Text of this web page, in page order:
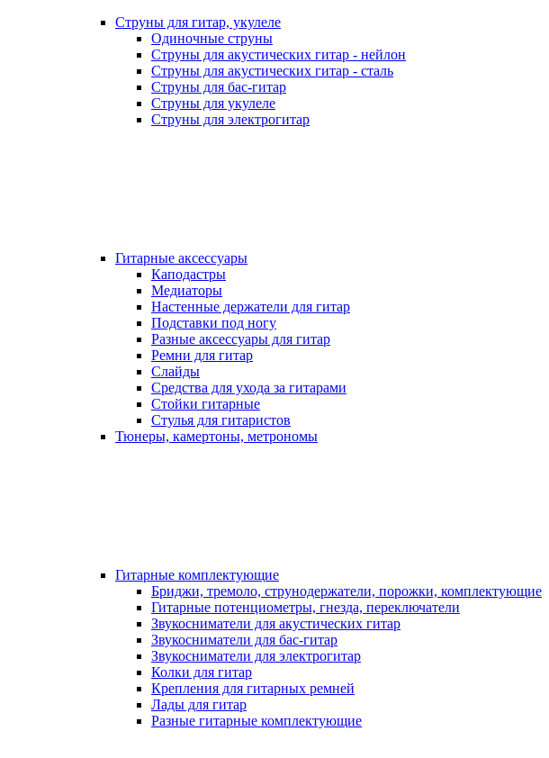
Струны для гитар, укулеле
Одиночные струны
Струны для акустических гитар - нейлон
Струны для акустических гитар - сталь
Струны для бас-гитар
Струны для укулеле
Струны для электрогитар
Гитарные аксессуары
Каподастры
Медиаторы
Настенные держатели для гитар
Подставки под ногу
Разные аксессуары для гитар
Ремни для гитар
Слайды
Средства для ухода за гитарами
Стойки гитарные
Стулья для гитаристов
Тюнеры, камертоны, метрономы
Гитарные комплектующие
Бриджи, тремоло, струнодержатели, порожки, комплектующие
Гитарные потенциометры, гнезда, переключатели
Звукосниматели для акустических гитар
Звукосниматели для бас-гитар
Звукосниматели для электрогитар
Колки для гитар
Крепления для гитарных ремней
Лады для гитар
Разные гитарные комплектующие